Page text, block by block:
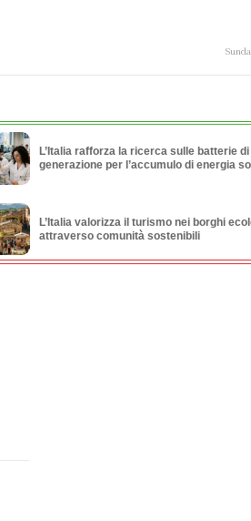
L’Italia rafforza la ricerca sulle batterie
generazione per l’accumulo di energia
L’Italia valorizza il turismo nei borghi
attraverso comunità sostenibili